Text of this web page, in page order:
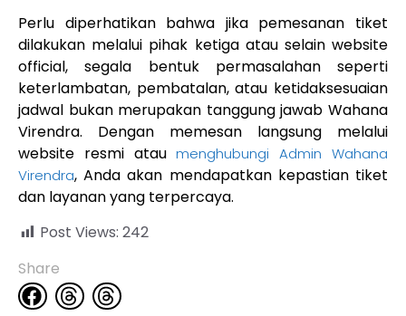
Perlu diperhatikan bahwa jika pemesanan tiket
dilakukan melalui pihak ketiga atau selain website
official, segala bentuk permasalahan seperti
keterlambatan, pembatalan, atau ketidaksesuaian
jadwal bukan merupakan tanggung jawab Wahana
Virendra. Dengan memesan langsung melalui
website resmi ataumenghubungi Admin Wahana
Virendra, Anda akan mendapatkan kepastian tiket
dan layanan yang terpercaya.
Post Views: 242
Share